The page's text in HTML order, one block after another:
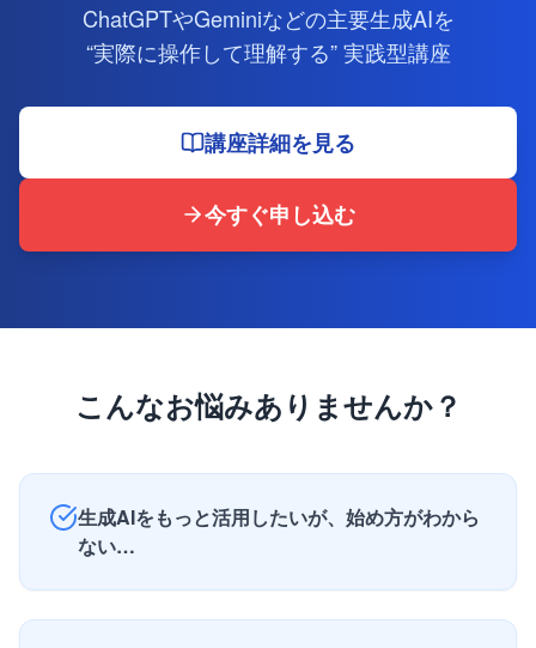
ChatGPTやGeminiなどの主要生成AIを
“実際に操作して理解する” 実践型講座
講座詳細を見る
今すぐ申し込む
こんなお悩みありませんか？
生成AIをもっと活用したいが、始め方がわから
ない…